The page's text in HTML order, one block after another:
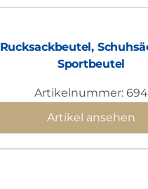
Rucksackbeutel,
Sportbeutel
Artikelnummer: 694
Artikel ansehen